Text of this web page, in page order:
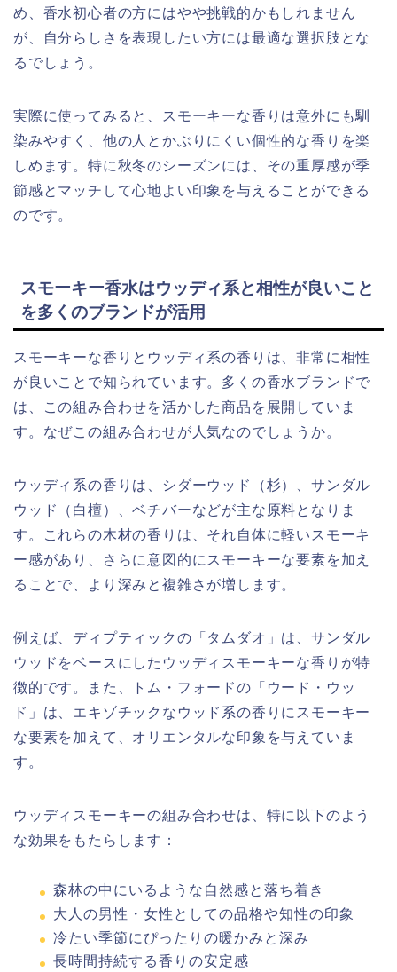
め、香水初心者の方にはやや挑戦的かもしれません
が、自分らしさを表現したい方には最適な選択肢とな
るでしょう。
実際に使ってみると、スモーキーな香りは意外にも馴
染みやすく、他の人とかぶりにくい個性的な香りを楽
しめます。特に秋冬のシーズンには、その重厚感が季
節感とマッチして心地よい印象を与えることができる
のです。
スモーキー香水はウッディ系と相性が良いこと
を多くのブランドが活用
スモーキーな香りとウッディ系の香りは、非常に相性
が良いことで知られています。多くの香水ブランドで
は、この組み合わせを活かした商品を展開していま
す。なぜこの組み合わせが人気なのでしょうか。
ウッディ系の香りは、シダーウッド（杉）、サンダル
ウッド（白檀）、ベチバーなどが主な原料となりま
す。これらの木材の香りは、それ自体に軽いスモーキ
ー感があり、さらに意図的にスモーキーな要素を加え
ることで、より深みと複雑さが増します。
例えば、ディプティックの「タムダオ」は、サンダル
ウッドをベースにしたウッディスモーキーな香りが特
徴的です。また、トム・フォードの「ウード・ウッ
ド」は、エキゾチックなウッド系の香りにスモーキー
な要素を加えて、オリエンタルな印象を与えていま
す。
ウッディスモーキーの組み合わせは、特に以下のよう
な効果をもたらします：
森林の中にいるような自然感と落ち着き
大人の男性・女性としての品格や知性の印象
冷たい季節にぴったりの暖かみと深み
長時間持続する香りの安定感